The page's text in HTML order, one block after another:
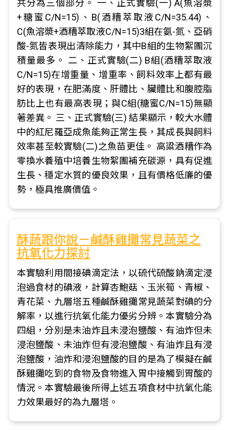
共分為三個部分。 一、正式實驗(一) A(魚溶漿
+糖蜜C/N=15)、B(酒糟萃取液C/N=35.44)、
C(魚溶漿+酒糟萃取液C/N=15)3組在氨-氮、亞硝
酸-氮皆表現出清除能力，其中B組的生物絮團沉
積量最多。 二、正式實驗(二) B組(酒糟萃取液
C/N=15)在增重量、增重率、飼料效率上都有最
好的表現，在肥滿度、肝體比、臟體比和腹腔脂
肪比上也有最高表現；與C組(糖蜜C/N=15)無顯
著差異。 三、正式實驗(三) 結果顯示，較大水體
中的紅尼羅亞成魚能夠正常生長，其成長與飼料
效率甚至較實驗(二)之魚苗更佳。 高粱酒糟作為
零換水養殖中培養生物絮團補充碳源，具有促進
生長、穩定水質的優良效果，且有價格低廉的優
勢，極具推廣價值。
酥蔬跟你說－鹹酥雞攤常見蔬菜之
抗氧化力探討
本實驗利用間接碘滴定法，以硫代硫酸鈉滴定浸
泡過食材的碘液，計算杏鮑菇、玉米筍、青椒、
青花菜、九層塔五種鹹酥雞攤常見蔬菜對碘的分
解率，以進行抗氧化能力優劣分辨。本實驗分為
四組，分別是未油炸且未浸泡鹽酸、有油炸但未
浸泡鹽酸、未油炸但有浸泡鹽酸、有油炸且有浸
泡鹽酸，油炸和浸泡鹽酸的目的是為了模擬在鹹
酥雞攤吃到的食物及食物進入胃中接觸到胃酸的
情況。本實驗最後所得上述五項食材中抗氧化能
力效果最好的為九層塔。